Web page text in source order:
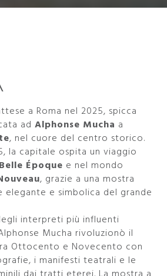
a Roma nel 2025, spicca
adAlphonse Mucha a
, nel cuore del centro storico.
la capitale ospita un viaggio
Belle Époque e nel mondo
, grazie a una mostra
elegante e simbolica del grande
interpreti più influenti
Mucha rivoluzionò il
Ottocento e Novecento con
i manifesti teatrali e le